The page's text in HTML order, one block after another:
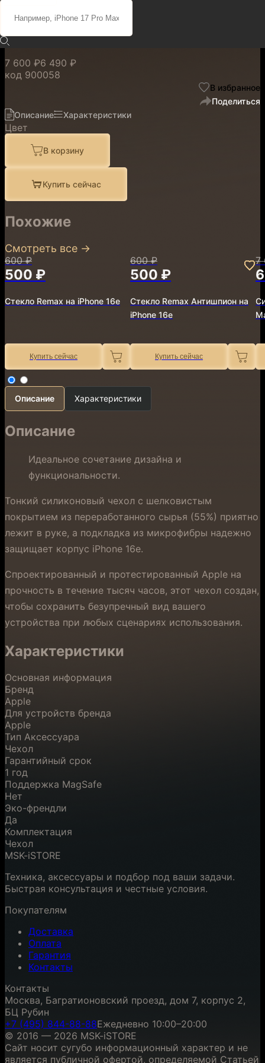
с MagSafe Neon Yellow для
iPhone 16e
7 600 ₽6 490 ₽
код 900058
В избранное
Поделиться
Описание
Характеристики
Цвет
В корзину
Купить сейчас
Похожие
Смотреть все →
600 ₽
500 ₽
Стекло Remax на iPhone 16e
Купить сейчас
600 ₽
500 ₽
Стекло Remax Антишпион на
iPhone 16e
Купить сейчас
7
Описание Характеристики
Описание
Идеальное сочетание дизайна и
функциональности.
Тонкий силиконовый чехол с шелковистым
покрытием из переработанного сырья (55%) приятно
лежит в руке, а подкладка из микрофибры надежно
защищает корпус iPhone 16e.
Спроектированный и протестированный Apple на
прочность в течение тысяч часов, этот чехол создан,
чтобы сохранить безупречный вид вашего
устройства при любых сценариях использования.
Характеристики
Основная информация
Бренд
Apple
Для устройств бренда
Apple
Тип Аксессуара
Чехол
Гарантийный срок
1 год
Поддержка MagSafe
Нет
Эко-френдли
Да
Комплектация
Чехол
MSK-iSTORE
Техника, аксессуары и подбор под ваши задачи.
Быстрая консультация и честные условия.
Покупателям
Доставка
Оплата
Гарантия
Контакты
Контакты
Москва, Багратионовский проезд, дом 7, корпус 2,
БЦ Рубин
+7 (495) 844-88-88Ежедневно 10:00–20:00
© 2016 — 2026 MSK-iSTORE
Сайт носит сугубо информационный характер и не
является публичной офертой, определяемой Статьей